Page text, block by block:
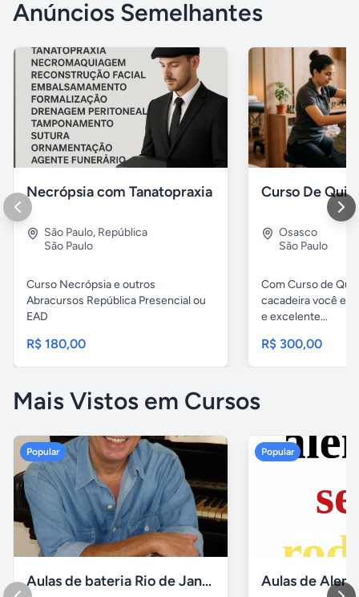
Anúncios Semelhantes
Necrópsia com Tanatopraxia
São Paulo, República
São Paulo
Curso Necrópsia e outros
Abracursos República Presencial ou
EAD
R$ 180,00
Osasco
São Paulo
Com Curso de
cacadeira você
e excelente...
R$ 300,00
Mais Vistos em Cursos
Popular
Aulas de bateria Rio de Janeiro
Popular